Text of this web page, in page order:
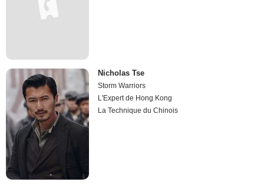
Nicholas Tse
Storm Warriors
L'Expert de Hong Kong
La Technique du Chinois